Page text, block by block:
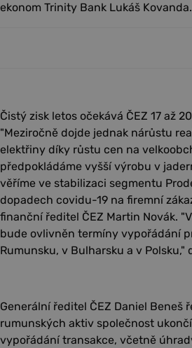
ekonom Trinity Bank Lukáš Kovanda.
Čistý zisk letos očekává ČEZ 17 až
"Meziročně dojde jednak nárůstu
elektřiny díky růstu cen na
předpokládáme vyšší výrobu v
věříme ve stabilizaci segmentu
dopadech covidu-19 na firemní
finanční ředitel ČEZ Martin Novák.
bude ovlivněn termíny vypořádání
Rumunsku, v Bulharsku a v Polsku,"
Generální ředitel ČEZ Daniel Beneš
rumunských aktiv společnost ukončí
vypořádání transakce, včetně